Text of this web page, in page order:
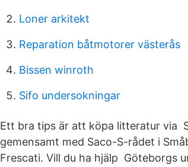
Loner arkitekt
Reparation båtmotorer västerås
Bissen winroth
Sifo undersokningar
Ett bra tips är att köpa litteratur via
gemensamt med Saco-S-rådet i
Frescati. Vill du ha hjälp Göteborgs